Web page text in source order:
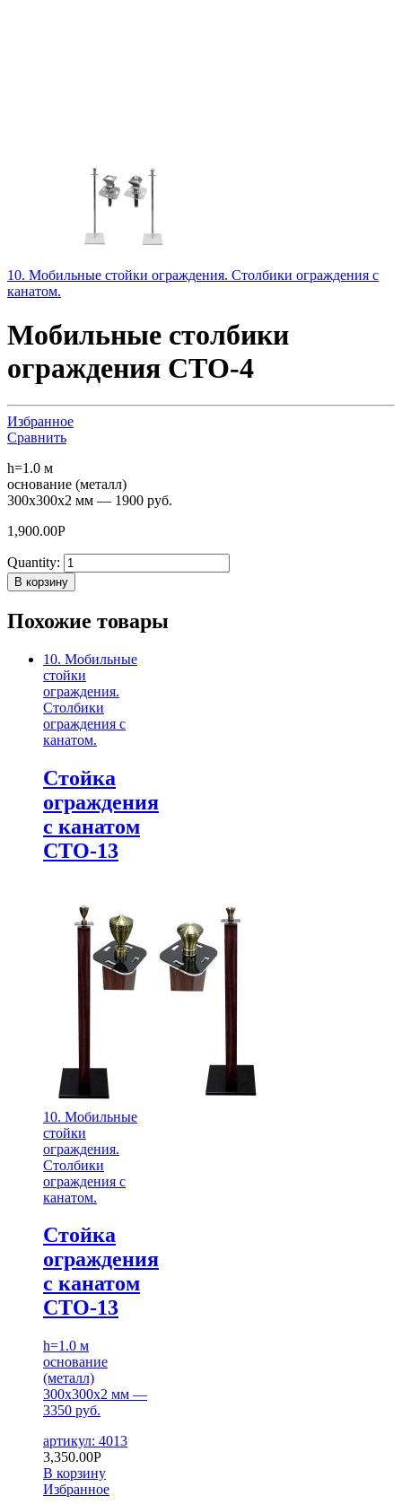
10. Мобильные стойки ограждения. Столбики ограждения с
канатом.
Мобильные столбики
ограждения СТО-4
Избранное
Сравнить
h=1.0 м
основание (металл)
300х300х2 мм — 1900 руб.
1,900.00Р
Quantity:
В корзину
Похожие товары
10. Мобильные
стойки
ограждения.
Столбики
ограждения с
канатом.
Стойка
ограждения
с канатом
СТО-13
10. Мобильные
стойки
ограждения.
Столбики
ограждения с
канатом.
Стойка
ограждения
с канатом
СТО-13
h=1.0 м
основание
(металл)
300х300х2 мм —
3350 руб.
артикул: 4013
3,350.00Р
В корзину
Избранное